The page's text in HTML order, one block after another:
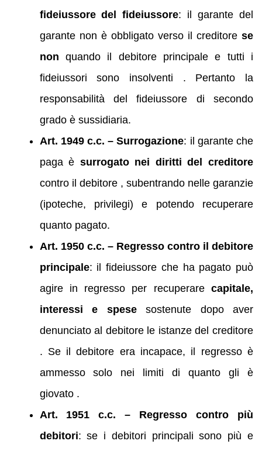
fideiussore del fideiussore: il garante del
garante non è obbligato verso il creditore se
non quando il debitore principale e tutti i
fideiussori sono insolventi . Pertanto la
responsabilità del fideiussore di secondo
grado è sussidiaria.
Art. 1949 c.c. – Surrogazione: il garante che
paga è surrogato nei diritti del creditore
contro il debitore , subentrando nelle garanzie
(ipoteche, privilegi) e potendo recuperare
quanto pagato.
Art. 1950 c.c. – Regresso contro il debitore
principale: il fideiussore che ha pagato può
agire in regresso per recuperare capitale,
interessi e spesesostenute dopo aver
denunciato al debitore le istanze del creditore
. Se il debitore era incapace, il regresso è
ammesso solo nei limiti di quanto gli è
giovato .
Art. 1951 c.c. – Regresso contro più
debitori: se i debitori principali sono più e